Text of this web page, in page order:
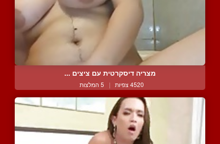
מצריה דיסקרטית עם ציצים ...
4520 צפיות | 5 המלצות